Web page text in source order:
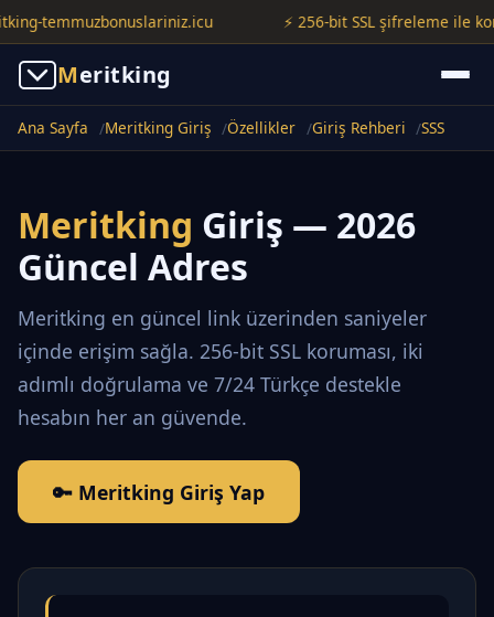
⚡ 256-bit SSL şifreleme ile
Meritking
Ana Sayfa Meritking Giriş Özellikler Giriş Rehberi SSS
Meritking Giriş — 2026
Güncel Adres
Meritking en güncel link üzerinden saniyeler
içinde erişim sağla. 256-bit SSL koruması, iki
adımlı doğrulama ve 7/24 Türkçe destekle
hesabın her an güvende.
🔑 Meritking Giriş Yap